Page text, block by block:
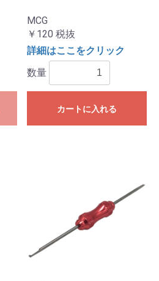
MCG
￥120 税抜
詳細はここをクリック
数量
カートに入れる